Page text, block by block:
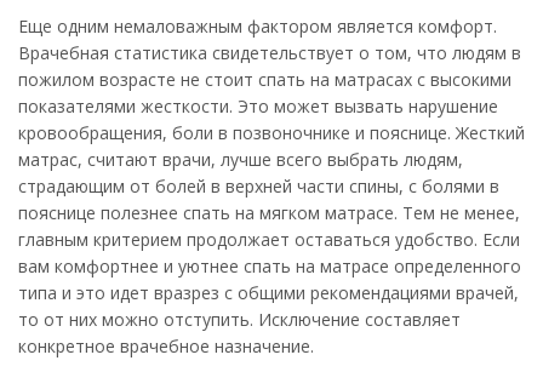
Еще одним немаловажным фактором является комфорт.
Врачебная статистика свидетельствует о том, что людям в
пожилом возрасте не стоит спать на матрасах с высокими
показателями жесткости. Это может вызвать нарушение
кровообращения, боли в позвоночнике и пояснице. Жесткий
матрас, считают врачи, лучше всего выбрать людям,
страдающим от болей в верхней части спины, с болями в
пояснице полезнее спать на мягком матрасе. Тем не менее,
главным критерием продолжает оставаться удобство. Если
вам комфортнее и уютнее спать на матрасе определенного
типа и это идет вразрез с общими рекомендациями врачей,
то от них можно отступить. Исключение составляет
конкретное врачебное назначение.